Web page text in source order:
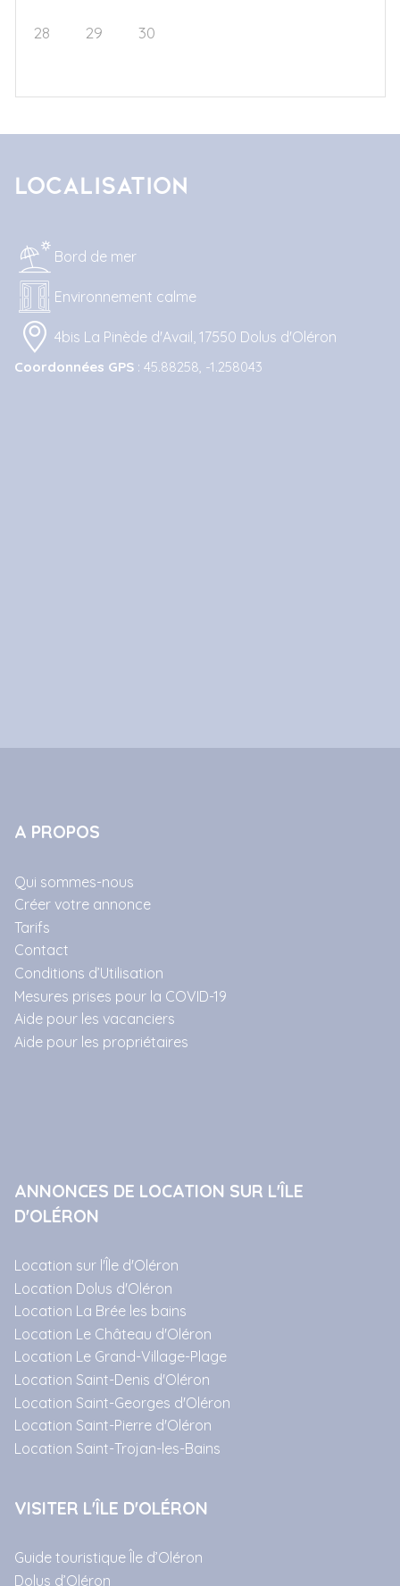
28 29 30
Localisation
Bord de mer
Environnement calme
4bis La Pinède d'Avail, 17550 Dolus d'Oléron
Coordonnées GPS : 45.88258, -1.258043
A PROPOS
Qui sommes-nous
Créer votre annonce
Tarifs
Contact
Conditions d’Utilisation
Mesures prises pour la COVID-19
Aide pour les vacanciers
Aide pour les propriétaires
ANNONCES DE LOCATION SUR L'ÎLE
D'OLÉRON
Location sur l'Île d'Oléron
Location Dolus d'Oléron
Location La Brée les bains
Location Le Château d'Oléron
Location Le Grand-Village-Plage
Location Saint-Denis d'Oléron
Location Saint-Georges d'Oléron
Location Saint-Pierre d'Oléron
Location Saint-Trojan-les-Bains
VISITER L'ÎLE D'OLÉRON
Guide touristique Île d’Oléron
Dolus d’Oléron